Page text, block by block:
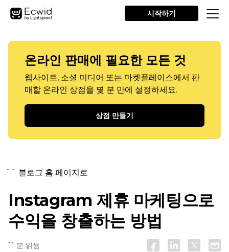
시작하기
온라인 판매에 필요한 모든 것
웹사이트, 소셜 미디어 또는 마켓플레이스에서 판
매할 온라인 상점을 몇 분 만에 설정하세요.
상점 만들기
`` 블로그 홈 페이지로
Instagram 제휴 마케팅으로
수익을 창출하는 방법
11 분 읽음